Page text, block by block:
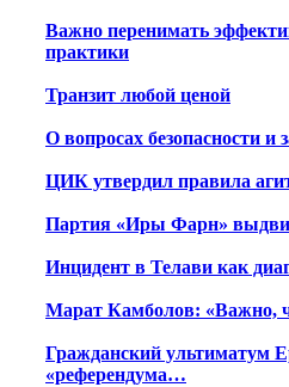
Важно перенимать
практики
Транзит любой ценой
О вопросах безопасности
ЦИК утвердил правила
Партия «Иры Фарн»
Инцидент в Телави как
Марат Камболов: «Важно,
Гражданский ультиматум
«референдума…